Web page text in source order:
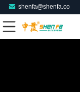
shenfa@shenfa.co